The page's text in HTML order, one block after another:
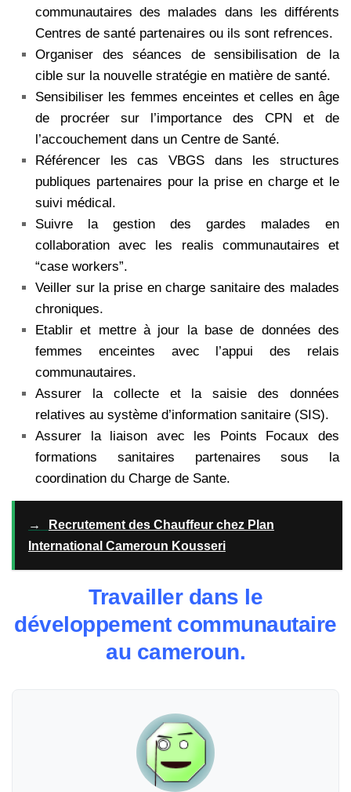
communautaires des malades dans les différents
Centres de santé partenaires ou ils sont refrences.
Organiser des séances de sensibilisation de la
cible sur la nouvelle stratégie en matière de santé.
Sensibiliser les femmes enceintes et celles en âge
de procréer sur l’importance des CPN et de
l’accouchement dans un Centre de Santé.
Référencer les cas VBGS dans les structures
publiques partenaires pour la prise en charge et le
suivi médical.
Suivre la gestion des gardes malades en
collaboration avec les realis communautaires et
“case workers”.
Veiller sur la prise en charge sanitaire des malades
chroniques.
Etablir et mettre à jour la base de données des
femmes enceintes avec l’appui des relais
communautaires.
Assurer la collecte et la saisie des données
relatives au système d’information sanitaire (SIS).
Assurer la liaison avec les Points Focaux des
formations sanitaires partenaires sous la
coordination du Charge de Sante.
→
Recrutement des Chauffeur chez Plan
International Cameroun Kousseri
Travailler dans le
développement communautaire
au cameroun.